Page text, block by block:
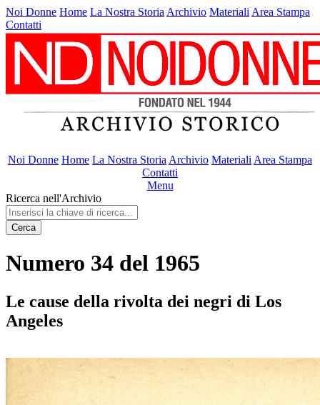
Noi Donne Home La Nostra Storia Archivio Materiali Area Stampa
Contatti
Noi Donne Home La Nostra Storia Archivio Materiali Area Stampa
Contatti
Menu
Ricerca nell'Archivio
Cerca
Numero 34 del 1965
Le cause della rivolta dei negri di Los
Angeles